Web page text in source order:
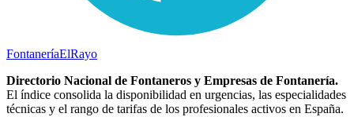
FontaneríaElRayo
Directorio Nacional de Fontaneros y Empresas de Fontanería.
El índice consolida la disponibilidad en urgencias, las especialidades
técnicas y el rango de tarifas de los profesionales activos en España.